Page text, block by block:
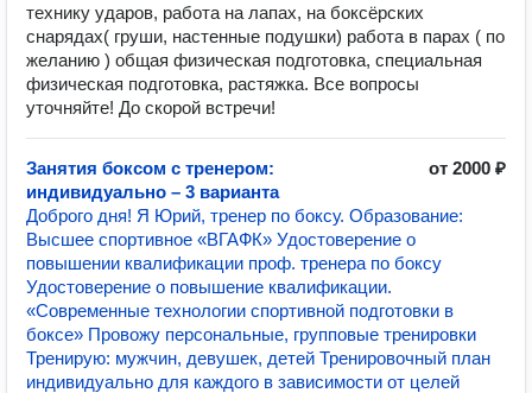
технику ударов, работа на лапах, на боксёрских
снарядах( груши, настенные подушки) работа в парах ( по
желанию ) общая физическая подготовка, специальная
физическая подготовка, растяжка. Все вопросы
уточняйте! До скорой встречи!
Занятия боксом с тренером:
индивидуально – 3 варианта
от 2000 ₽
Доброго дня! Я Юрий, тренер по боксу. Образование:
Высшее спортивное «ВГАФК» Удостоверение о
повышении квалификации проф. тренера по боксу
Удостоверение о повышение квалификации.
«Современные технологии спортивной подготовки в
боксе» Провожу персональные, групповые тренировки
Тренирую: мужчин, девушек, детей Тренировочный план
индивидуально для каждого в зависимости от целей